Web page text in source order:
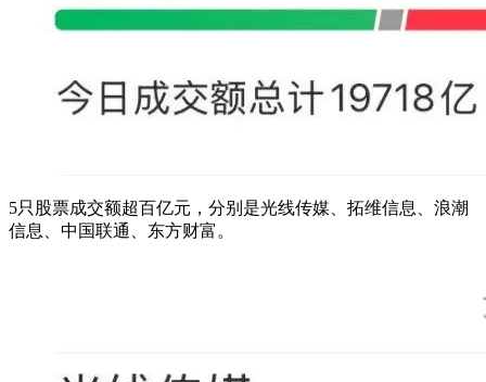
5只股票成交额超百亿元，分别是光线传媒、拓维信息、浪潮
信息、中国联通、东方财富。